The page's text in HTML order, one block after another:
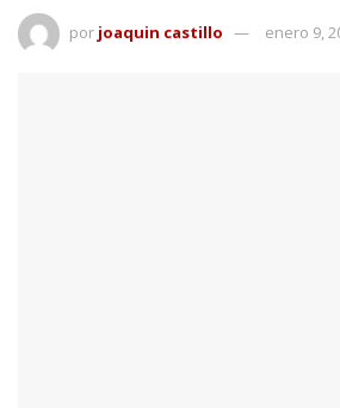
por joaquin castillo enero 9,